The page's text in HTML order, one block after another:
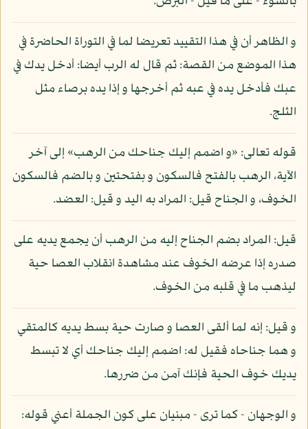
و الظاهر أن في هذا التقييد تعريضا لما في التوراة الحاضرة في
هذا الموضع من القصة: ثم قال له الرب أيضا: أدخل يدك في
عبك فأدخل يده في عبه ثم أخرجها و إذا يده برصاء مثل
الثلج.
قوله تعالى: «و اضمم إليك جناحك من الرهب» إلى آخر
الآية، الرهب بالفتح فالسكون و بفتحتين و بالضم فالسكون
الخوف، و الجناح قيل: المراد به اليد و قيل: العضد.
قيل: المراد بضم الجناح إليه من الرهب أن يجمع يديه على
صدره إذا عرضه الخوف عند مشاهدة انقلاب العصا حية
ليذهب ما في قلبه من الخوف.
و قيل: إنه لما ألقى العصا و صارت حية بسط يديه كالمتقي
و هما جناحاه فقيل له: اضمم إليك جناحك أي لا تبسط
يديك خوف الحية فإنك آمن من ضررها.
و الوجهان - كما ترى - مبنيان على كون الجملة أعني قوله: